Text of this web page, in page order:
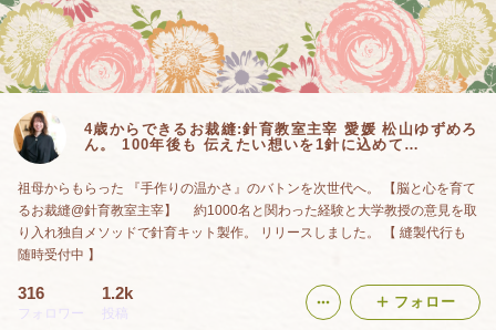
4歳からできるお裁縫:針育教室主宰 愛媛 松山ゆずめろ
ん。 100年後も 伝えたい想いを1針に込めて…
祖母からもらった 『手作りの温かさ』のバトンを次世代へ。 【脳と心を育て
るお裁縫@針育教室主宰】 約1000名と関わった経験と大学教授の意見を取
り入れ独自メソッドで針育キット製作。 リリースしました。 【 縫製代行も
随時受付中 】
316
フォロワー
1.2k
投稿
フォロー